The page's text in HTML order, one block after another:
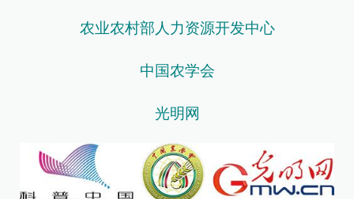
农业农村部人力资源开发中心
中国农学会
光明网